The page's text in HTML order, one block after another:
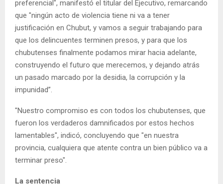
preferencial", manifestó el titular del Ejecutivo, remarcando
que "ningún acto de violencia tiene ni va a tener
justificación en Chubut, y vamos a seguir trabajando para
que los delincuentes terminen presos, y para que los
chubutenses finalmente podamos mirar hacia adelante,
construyendo el futuro que merecemos, y dejando atrás
un pasado marcado por la desidia, la corrupción y la
impunidad”.
"Nuestro compromiso es con todos los chubutenses, que
fueron los verdaderos damnificados por estos hechos
lamentables", indicó, concluyendo que "en nuestra
provincia, cualquiera que atente contra un bien público va a
terminar preso".
La sentencia